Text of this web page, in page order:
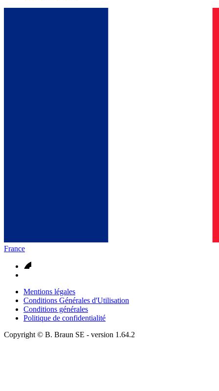
France
Mentions légales
Conditions Générales d'Utilisation
Conditions générales
Politique de confidentialité
Copyright © B. Braun SE - version 1.64.2